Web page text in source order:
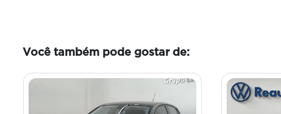
Você também pode gostar de: